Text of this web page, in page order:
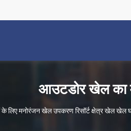
आउटडोर खेल का
के लिए मनोरंजन खेल उपकरण रिसॉर्ट क्षेत्र खेल खेल